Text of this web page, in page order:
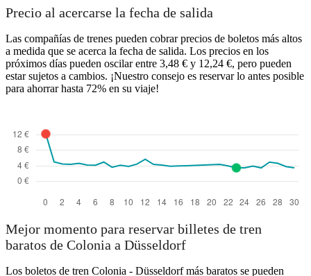
Precio al acercarse la fecha de salida
Las compañías de trenes pueden cobrar precios de boletos más altos
a medida que se acerca la fecha de salida. Los precios en los
próximos días pueden oscilar entre 3,48 € y 12,24 €, pero pueden
estar sujetos a cambios. ¡Nuestro consejo es reservar lo antes posible
para ahorrar hasta 72% en su viaje!
Mejor momento para reservar billetes de tren
baratos de Colonia a Düsseldorf
Los boletos de tren Colonia - Düsseldorf más baratos se pueden